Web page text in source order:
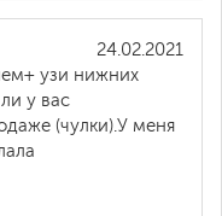
24.02.2021
узи нижних
у вас
(чулки).У меня